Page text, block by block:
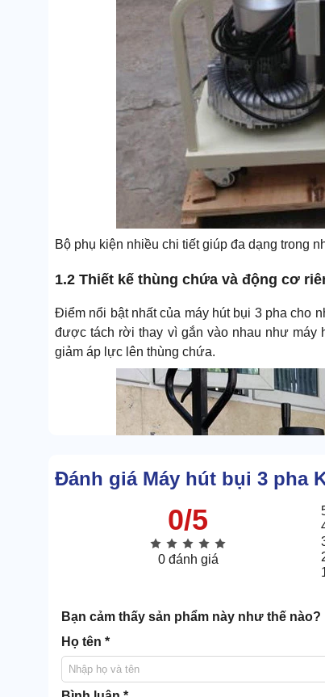
Bộ phụ kiện nhiều chi tiết giúp đa dạng trong
1.2 Thiết kế thùng chứa và động cơ
Điểm nổi bật nhất của máy hút bụi 3 pha cho
được tách rời thay vì gắn vào nhau như máy
giảm áp lực lên thùng chứa.
Đánh giá Máy hút bụi 3 pha
0/5
0 đánh giá
Bạn cảm thấy sản phẩm này như thế nào?
Họ tên *